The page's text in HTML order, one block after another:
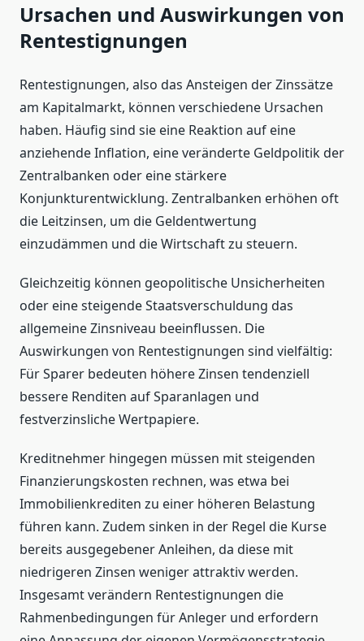
Ursachen und Auswirkungen von
Rentestignungen
Rentestignungen, also das Ansteigen der Zinssätze
am Kapitalmarkt, können verschiedene Ursachen
haben. Häufig sind sie eine Reaktion auf eine
anziehende Inflation, eine veränderte Geldpolitik der
Zentralbanken oder eine stärkere
Konjunkturentwicklung. Zentralbanken erhöhen oft
die Leitzinsen, um die Geldentwertung
einzudämmen und die Wirtschaft zu steuern.
Gleichzeitig können geopolitische Unsicherheiten
oder eine steigende Staatsverschuldung das
allgemeine Zinsniveau beeinflussen. Die
Auswirkungen von Rentestignungen sind vielfältig:
Für Sparer bedeuten höhere Zinsen tendenziell
bessere Renditen auf Sparanlagen und
festverzinsliche Wertpapiere.
Kreditnehmer hingegen müssen mit steigenden
Finanzierungskosten rechnen, was etwa bei
Immobilienkrediten zu einer höheren Belastung
führen kann. Zudem sinken in der Regel die Kurse
bereits ausgegebener Anleihen, da diese mit
niedrigeren Zinsen weniger attraktiv werden.
Insgesamt verändern Rentestignungen die
Rahmenbedingungen für Anleger und erfordern